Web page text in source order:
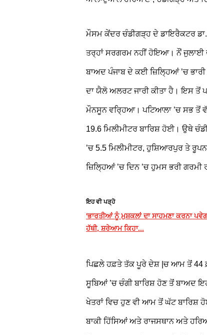
ਮੌਸਮ ਕੇਂਦਰ ਚੰਡੀਗੜ੍ਹ ਦੇ ਡਾਇਰੈਕਟਰ
ਤਰ੍ਹਾਂ ਸਰਗਰਮ ਨਹੀਂ ਹੋਇਆ। ਨੌਂ ਜੁਲਾਈ
ਬਾਅਦ ਪੰਜਾਬ ਦੇ ਕਈ ਜ਼ਿਲ੍ਹਿਆਂ ’ਚ
ਦਾ ਯੈਲੋ ਅਲਰਟ ਜਾਰੀ ਕੀਤਾ ਹੈ। ਇਸ ਤੋਂ
ਮੌਨਸੂਨ ਵਰ੍ਹਿਆ। ਪਟਿਆਲਾ ’ਚ ਸਭ ਤੋਂ
19.6 ਮਿਲੀਮੀਟਰ ਬਾਰਿਸ਼ ਹੋਈ। ਉਥੇ
’ਚ 5.5 ਮਿਲੀਮੀਟਰ, ਹੁਸ਼ਿਆਰਪੁਰ ਤੇ
ਜ਼ਿਲ੍ਹਿਆਂ ’ਚ ਦਿਨ ’ਚ ਹੁਮਸ ਭਰੀ ਗਰਮੀ
ਇਹ ਵੀ ਪੜ੍ਹੋ
'ਭਾਰਤੀਆਂ ਨੂੰ ਮੁਸ਼ਕਲਾਂ ਦਾ ਸਾਹਮਣਾ ਕਰਨਾ
ਹੱਥੀ, ਸ਼ਰੇਆਮ ਕਿਹਾ...
ਪਿਛਲੇ ਹਫ਼ਤੇ ਤੱਕ ਪੂਰੇ ਦੇਸ਼ |ਚ ਆਮ ਤੋਂ 44
ਸੂਬਿਆਂ ’ਚ ਚੰਗੀ ਬਾਰਿਸ਼ ਹੋਣ ਤੋਂ ਬਾਅਦ
ਖੇਤਰਾਂ ਵਿਚ ਹੁਣ ਵੀ ਆਮ ਤੋਂ ਘੱਟ ਬਾਰਿਸ਼
ਬਾਕੀ ਹਿੱਸਿਆਂ ਅਤੇ ਰਾਜਸਥਾਨ ਅਤੇ